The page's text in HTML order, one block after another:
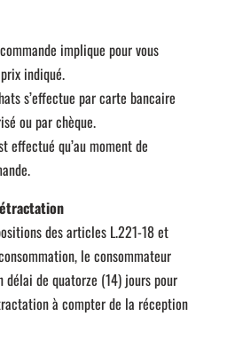
implique pour vous
indiqué.
s’effectue par carte bancaire
ou par chèque.
effectué qu’au moment de
des articles L.221-18 et
le consommateur
délai de quatorze (14) jours pour
à compter de la réception